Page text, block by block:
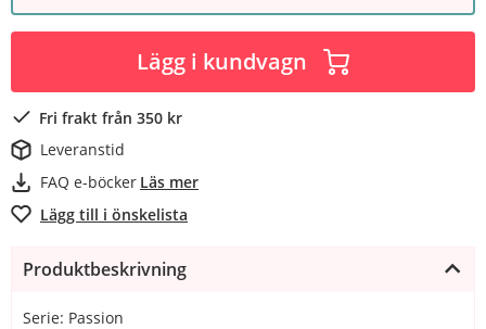
Lägg i kundvagn
Fri frakt från 350 kr
Leveranstid
FAQ e-böcker Läs mer
Lägg till i önskelista
Produktbeskrivning
Serie: Passion